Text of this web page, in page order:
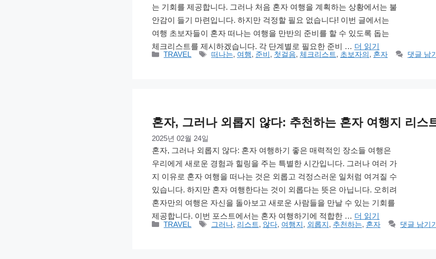
는 기회를 제공합니다. 그러나 처음 혼자 여행을 계획하는 상황에서는 불
안감이 들기 마련입니다. 하지만 걱정할 필요 없습니다! 이번 글에서는
여행 초보자들이 혼자 떠나는 여행을 만반의 준비를 할 수 있도록 돕는
체크리스트를 제시하겠습니다. 각 단계별로 필요한 준비 … 더 읽기
카
TRAVEL
태
떠나는, 여행, 준비, 첫걸음, 체크리스트, 초보자의, 혼자 댓글 남
혼자, 그러나 외롭지 않다: 추천하는 혼자 여행지 리스
2025년 02월 24일
혼자, 그러나 외롭지 않다: 혼자 여행하기 좋은 매력적인 장소들 여행은
우리에게 새로운 경험과 힐링을 주는 특별한 시간입니다. 그러나 여러 가
지 이유로 혼자 여행을 떠나는 것은 외롭고 걱정스러운 일처럼 여겨질 수
있습니다. 하지만 혼자 여행한다는 것이 외롭다는 뜻은 아닙니다. 오히려
혼자만의 여행은 자신을 돌아보고 새로운 사람들을 만날 수 있는 기회를
제공합니다. 이번 포스트에서는 혼자 여행하기에 적합한 … 더 읽기
카
TRAVEL
태
그러나, 리스트, 않다, 여행지, 외롭지, 추천하는, 혼자 댓글 남기